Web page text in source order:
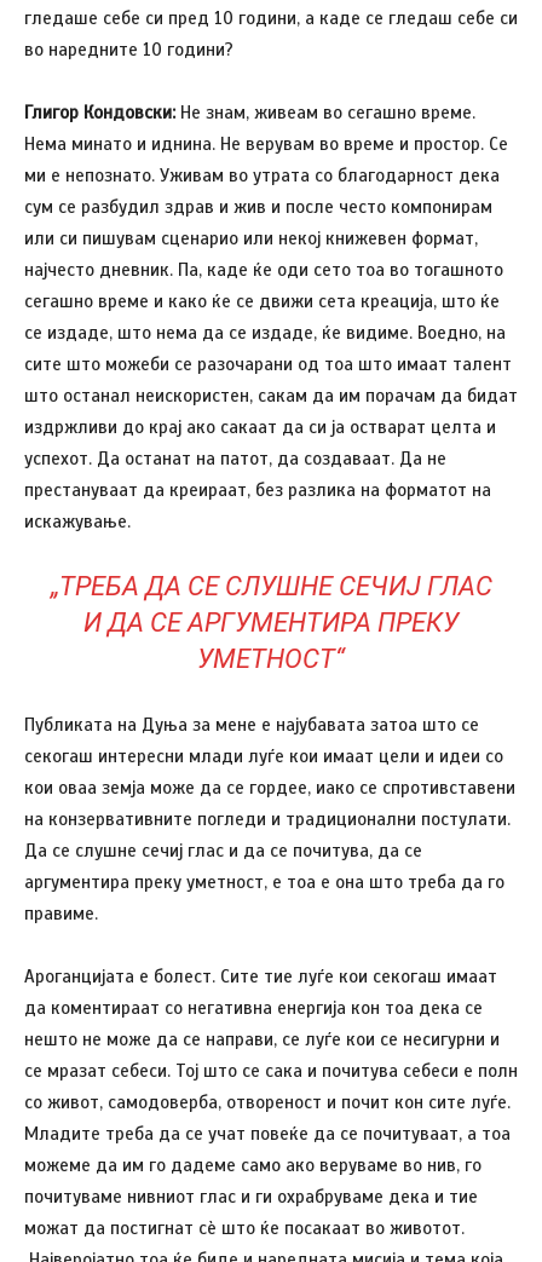
гледаше себе си пред 10 години, а каде се гледаш себе си
во наредните 10 години?
Глигор Кондовски: Не знам, живеам во сегашно време.
Нема минато и иднина. Не верувам во време и простор. Се
ми е непознато. Уживам во утрата со благодарност дека
сум се разбудил здрав и жив и после често компонирам
или си пишувам сценарио или некој книжевен формат,
најчесто дневник. Па, каде ќе оди сето тоа во тогашното
сегашно време и како ќе се движи сета креација, што ќе
се издаде, што нема да се издаде, ќе видиме. Воедно, на
сите што можеби се разочарани од тоа што имаат талент
што останал неискористен, сакам да им порачам да бидат
издржливи до крај ако сакаат да си ја остварат целта и
успехот. Да останат на патот, да создаваат. Да не
престануваат да креираат, без разлика на форматот на
искажување.
„ТРЕБА ДА СЕ СЛУШНЕ СЕЧИЈ ГЛАС
И ДА СЕ АРГУМЕНТИРА ПРЕКУ
УМЕТНОСТ“
Публиката на Дуња за мене е најубавата затоа што се
секогаш интересни млади луѓе кои имаат цели и идеи со
кои оваа земја може да се гордее, иако се спротивставени
на конзервативните погледи и традиционални постулати.
Да се слушне сечиј глас и да се почитува, да се
аргументира преку уметност, е тоа е она што треба да го
правиме.
Ароганцијата е болест. Сите тие луѓе кои секогаш имаат
да коментираат со негативна енергија кон тоа дека се
нешто не може да се направи, се луѓе кои се несигурни и
се мразат себеси. Тој што се сака и почитува себеси е полн
со живот, самодоверба, отвореност и почит кон сите луѓе.
Младите треба да се учат повеќе да се почитуваат, а тоа
можеме да им го дадеме само ако веруваме во нив, го
почитуваме нивниот глас и ги охрабруваме дека и тие
можат да постигнат сѐ што ќе посакаат во животот.